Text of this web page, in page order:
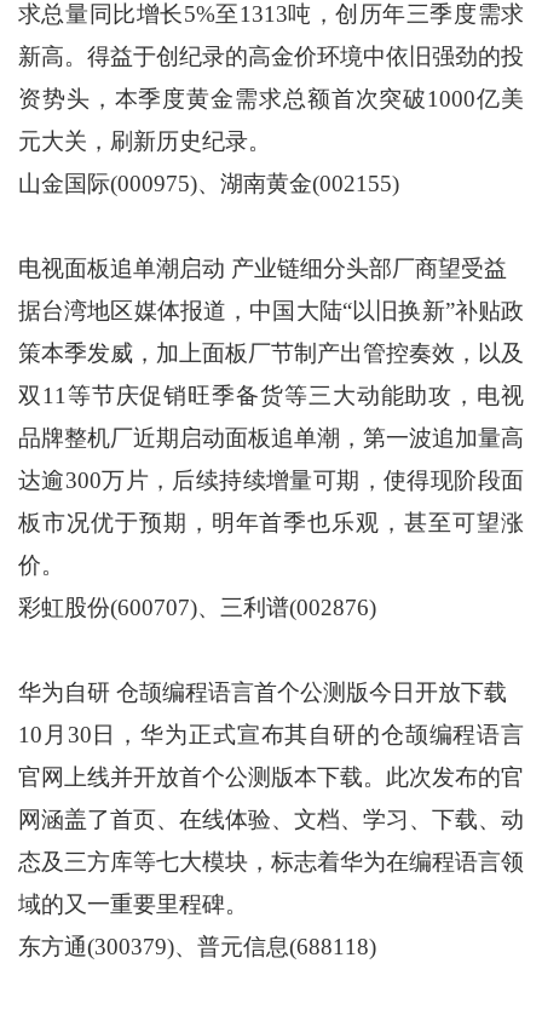
求总量同比增长5%至1313吨，创历年三季度需求
新高。得益于创纪录的高金价环境中依旧强劲的投
资势头，本季度黄金需求总额首次突破1000亿美
元大关，刷新历史纪录。
山金国际(000975)、湖南黄金(002155)
电视面板追单潮启动 产业链细分头部厂商望受益
据台湾地区媒体报道，中国大陆“以旧换新”补贴政
策本季发威，加上面板厂节制产出管控奏效，以及
双11等节庆促销旺季备货等三大动能助攻，电视
品牌整机厂近期启动面板追单潮，第一波追加量高
达逾300万片，后续持续增量可期，使得现阶段面
板市况优于预期，明年首季也乐观，甚至可望涨
价。
彩虹股份(600707)、三利谱(002876)
华为自研 仓颉编程语言首个公测版今日开放下载
10月30日，华为正式宣布其自研的仓颉编程语言
官网上线并开放首个公测版本下载。此次发布的官
网涵盖了首页、在线体验、文档、学习、下载、动
态及三方库等七大模块，标志着华为在编程语言领
域的又一重要里程碑。
东方通(300379)、普元信息(688118)